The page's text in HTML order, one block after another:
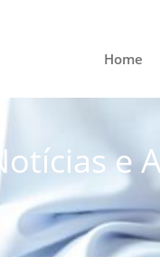
Home
Notícias e